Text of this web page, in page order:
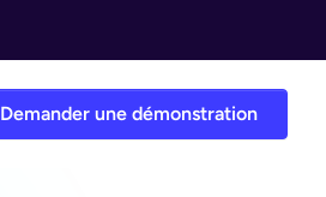
Demander une démonstration